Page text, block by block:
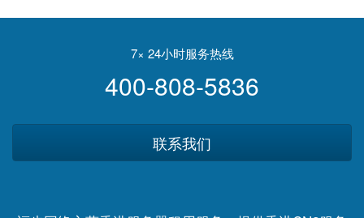
文憑試學生
怖活動 1人留院2人被拒保釋
7× 24小时服务热线
400-808-5836
联系我们